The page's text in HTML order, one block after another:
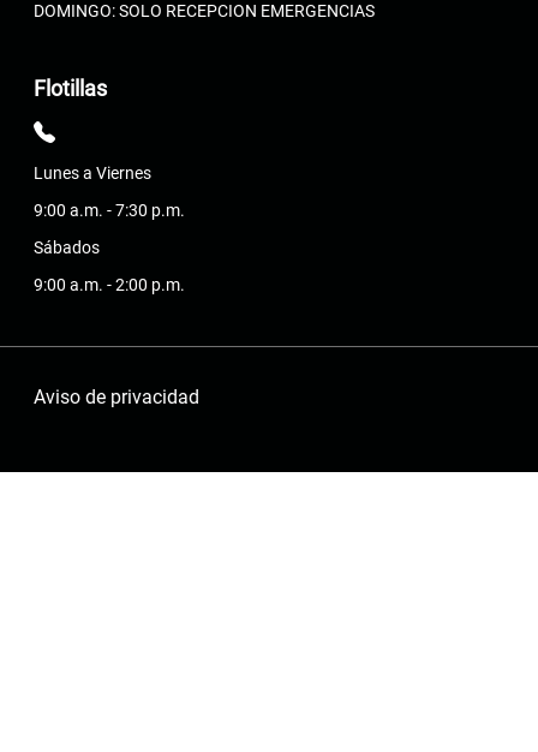
DOMINGO: SOLO RECEPCION EMERGENCIAS
Flotillas
Lunes a Viernes
9:00 a.m. - 7:30 p.m.
Sábados
9:00 a.m. - 2:00 p.m.
Aviso de privacidad